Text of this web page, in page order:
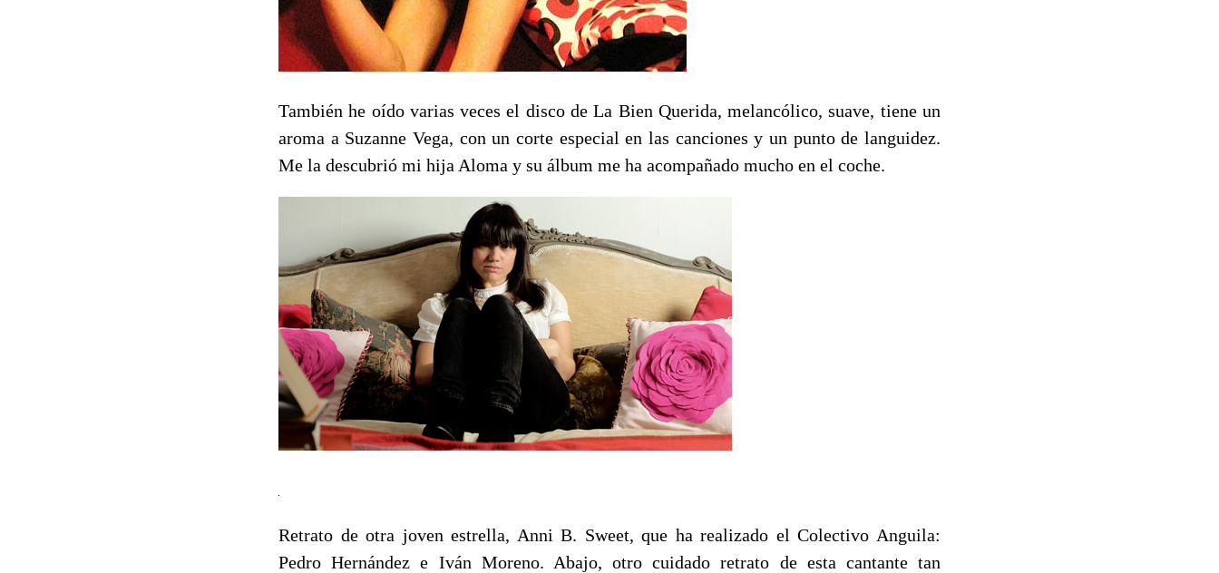
También he oído varias veces el disco de La Bien Querida, melancólico, suave, tiene un
aroma a Suzanne Vega, con un corte especial en las canciones y un punto de languidez.
Me la descubrió mi hija Aloma y su álbum me ha acompañado mucho en el coche.
Retrato de otra joven estrella, Anni B. Sweet, que ha realizado el Colectivo Anguila:
Pedro Hernández e Iván Moreno. Abajo, otro cuidado retrato de esta cantante tan